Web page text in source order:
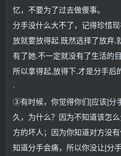
忆，不要为了过去做傻事。
分手没什么大不了，记得珍惜
放就要放得起.既然选择了放弃.
有了她.不一定就没有了生活的目
所以拿得起,放得下.才是分手后
·
③有时候，你觉得你们[应该]分
久，为什么？因为不知道该怎
方的坏人；因为你知道对方没
知道分手会痛，所以你没让[分